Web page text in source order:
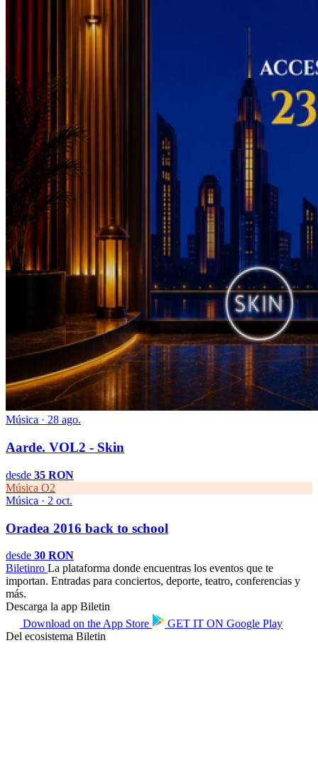
Música · 28 ago.
Aarde. VOL2 - Skin
desde 35 RON
Música O2
Música · 2 oct.
Oradea 2016 back to school
desde 30 RON
Biletinro La plataforma donde encuentras los eventos que te
importan. Entradas para conciertos, deporte, teatro, conferencias y
más.
Descarga la app Biletin
Download on the App Store GET IT ON Google Play
Del ecosistema Biletin